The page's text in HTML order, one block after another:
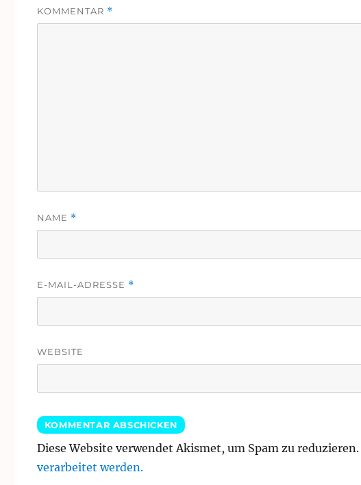
KOMMENTAR *
NAME *
E-MAIL-ADRESSE *
WEBSITE
Diese Website verwendet Akismet, um Spam zu reduzieren.
verarbeitet werden.